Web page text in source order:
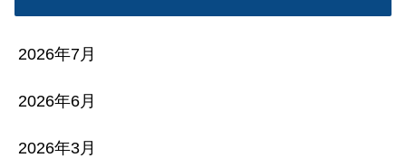
2026年7月
2026年6月
2026年3月